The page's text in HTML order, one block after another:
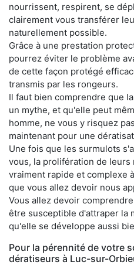
nourrissent, respirent, se
clairement vous transférer
naturellement possible.
Grâce à une prestation
pourrez éviter le problème
de cette façon protégé
transmis par les rongeurs.
Il faut bien comprendre que
un mythe, et qu'elle peut
homme, ne vous y risquez
maintenant pour une
Une fois que les surmulots
vous, la prolifération de
vraiment rapide et complexe
que vous allez devoir nous
Vous allez devoir
être susceptible d'attraper la
qu'elle se développe aussi
Pour la pérennité de votre
dératiseurs à Luc-sur-